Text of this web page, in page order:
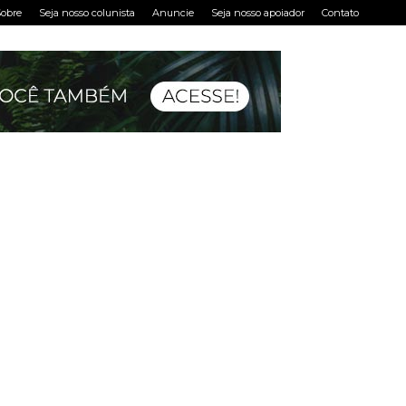
Seja nosso colunista Anuncie Seja nosso apoiador Contato